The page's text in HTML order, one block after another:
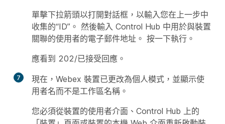
單擊下拉箭頭以打開對話框，以輸入您在上一步中
收集的“ID”。 然後輸入 Control Hub 中用於與裝置
關聯的使用者的電子郵件地址。 按一下執行 。
應看到 202/已接受回應。
7
現在，Webex 裝置已更改為個人模式，並顯示使
用者名而不是工作區名稱。
您必須從裝置的使用者介面、Control Hub 上的